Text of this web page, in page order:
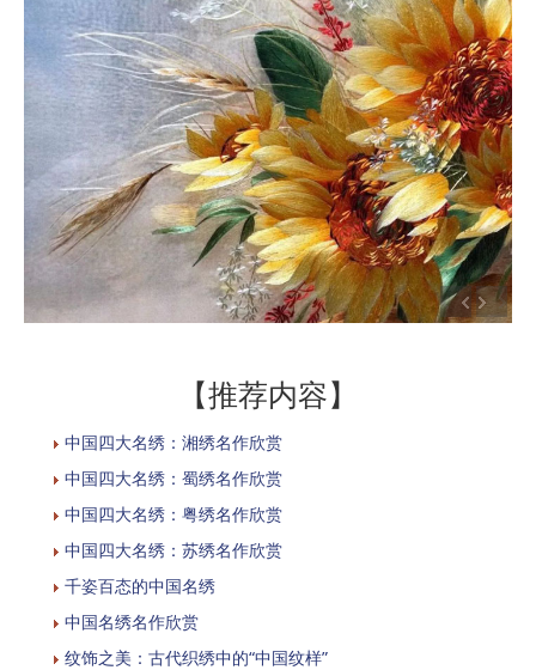
【推荐内容】
中国四大名绣：湘绣名作欣赏
中国四大名绣：蜀绣名作欣赏
中国四大名绣：粤绣名作欣赏
中国四大名绣：苏绣名作欣赏
千姿百态的中国名绣
中国名绣名作欣赏
纹饰之美：古代织绣中的“中国纹样”